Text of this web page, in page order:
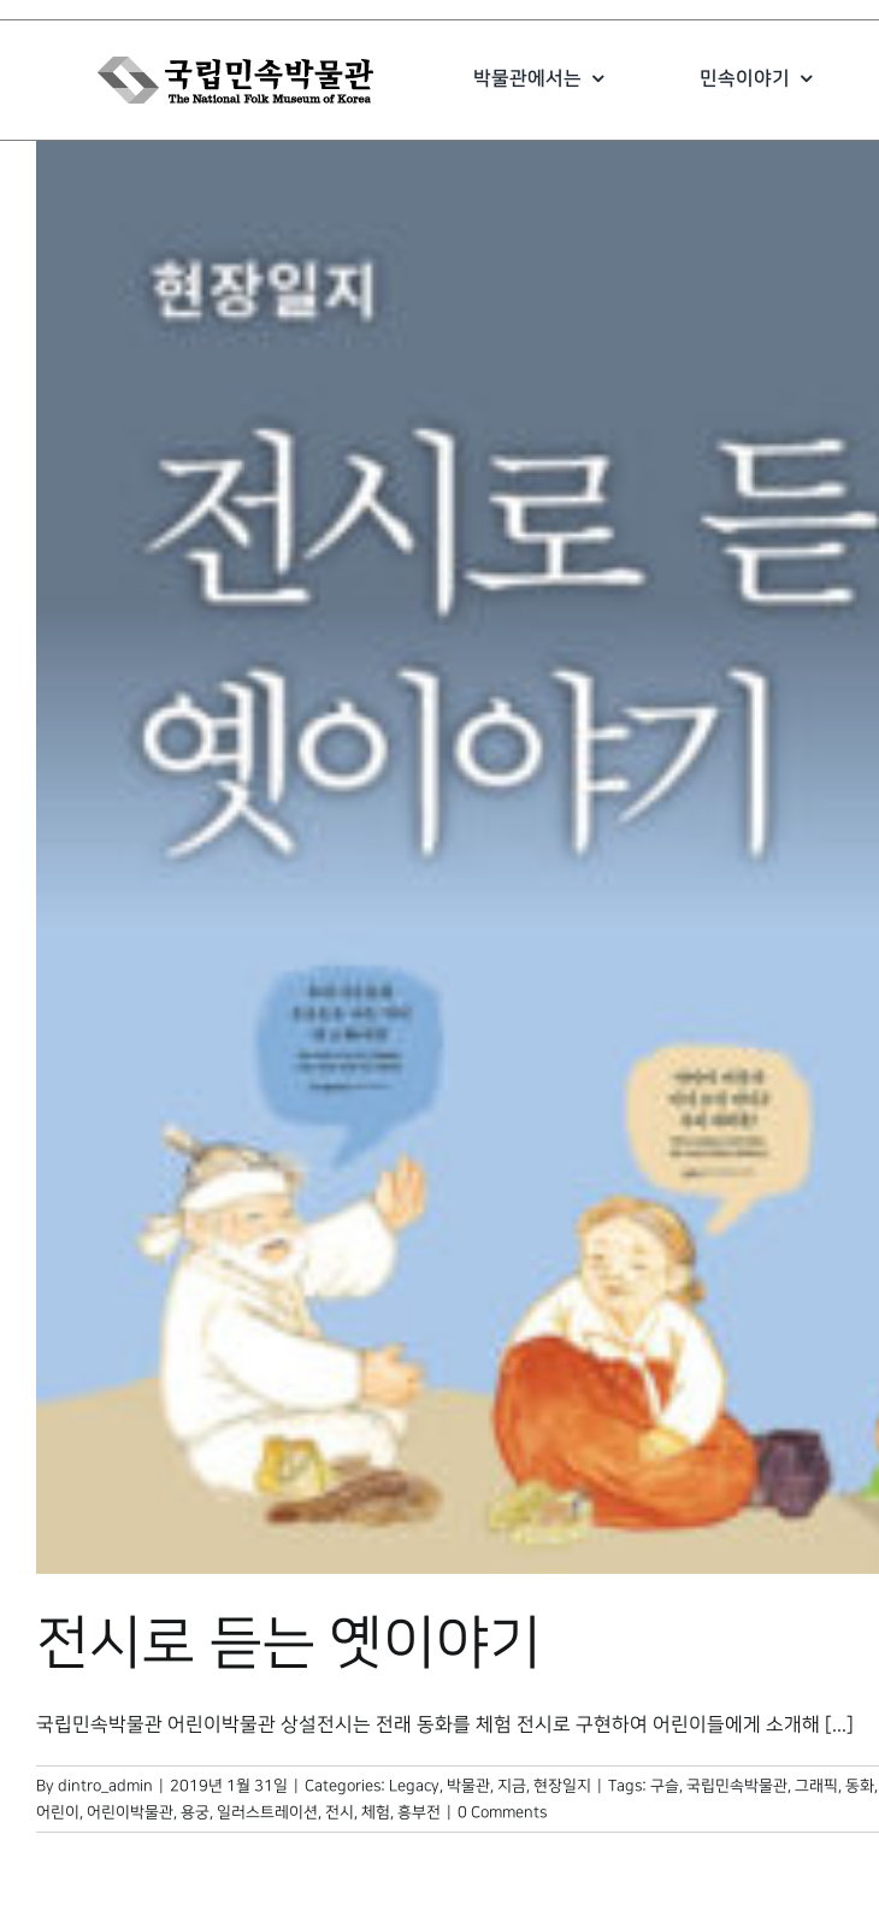
Skip
박물관에서는 민속이야기
전시로 듣는 옛이야기
국립민속박물관 어린이박물관 상설전시는 전래 동화를 체험 전시로 구현하여 어린이들에게 소개해 [...]
By dintro_admin 2019년 1월 31일 Categories: Legacy, 박물관, 지금, 현장일지 Tags: 구슬, 국립민속박물관, 그래픽, 동화,
어린이 , 어린이박물관, 용궁, 일러스트레이션, 전시 , 체험, 흥부전 0 Comments